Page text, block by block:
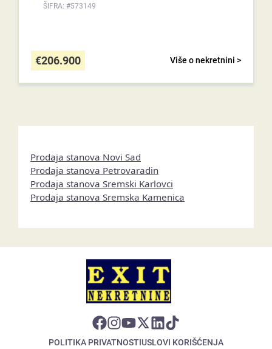
ŠIFRA: #573149
Više o nekretnini >
€206.900
Prodaja stanova Novi Sad
Prodaja stanova Petrovaradin
Prodaja stanova Sremski Karlovci
Prodaja stanova Sremska Kamenica
POLITIKA PRIVATNOSTIUSLOVI KORIŠĆENJA